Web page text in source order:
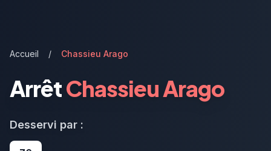
Accueil / Chassieu Arago
ArrêtChassieu Arago
Desservi par :